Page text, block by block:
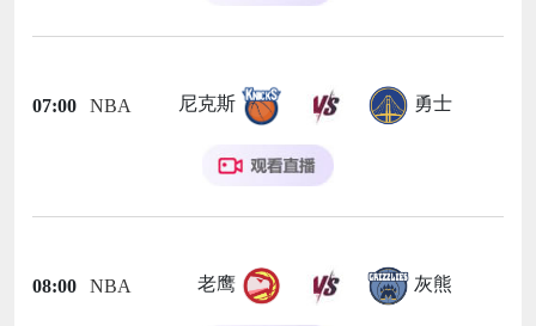
07:00 NBA 尼克斯 勇士
08:00 NBA 老鹰 灰熊